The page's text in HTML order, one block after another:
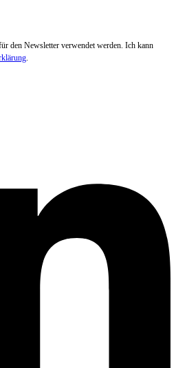
den Newsletter verwendet werden. Ich kann